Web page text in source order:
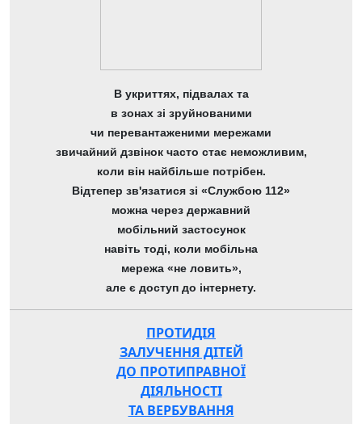
В укриттях, підвалах та
в зонах зі зруйнованими
чи перевантаженими мережами
звичайний дзвінок часто стає неможливим,
коли він найбільше потрібен.
Відтепер зв'язатися зі «Службою 112»
можна через державний
мобільний застосунок
навіть тоді, коли мобільна
мережа «не ловить»,
але є доступ до інтернету.
ПРОТИДІЯ
ЗАЛУЧЕННЯ ДІТЕЙ
ДО ПРОТИПРАВНОЇ
ДІЯЛЬНОСТІ
ТА ВЕРБУВАННЯ